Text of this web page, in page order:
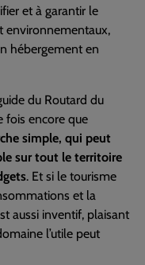
et à garantir le
environnementaux,
hébergement en
du Routard du
fois encore que
simple, qui peut
sur tout le territoire
. Et si le tourisme
et la
aussi inventif, plaisant
l’utile peut